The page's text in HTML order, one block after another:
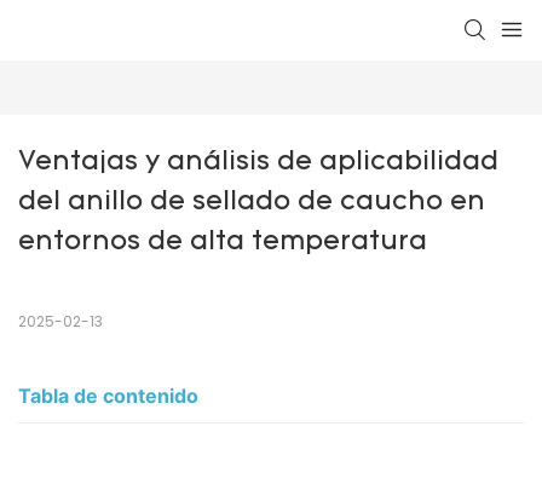
Ventajas y análisis de aplicabilidad
del anillo de sellado de caucho en
entornos de alta temperatura
2025-02-13
Tabla de contenido